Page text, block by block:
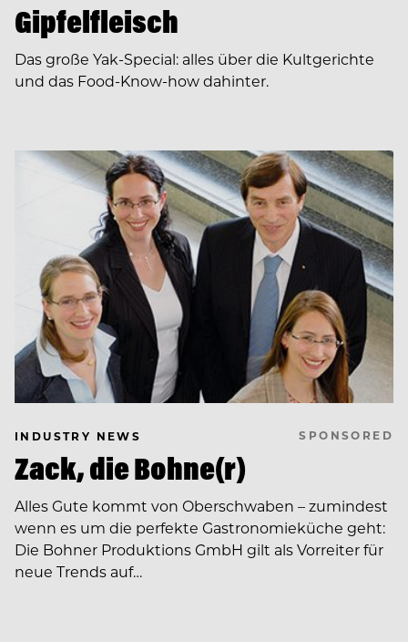
Gipfelfleisch
Das große Yak-Special: alles über die Kultgerichte
und das Food-Know-how dahinter.
INDUSTRY NEWS SPONSORED
Zack, die Bohne(r)
Alles Gute kommt von Oberschwaben – zumindest
wenn es um die perfekte Gastronomieküche geht:
Die Bohner Produktions GmbH gilt als Vorreiter für
neue Trends auf…